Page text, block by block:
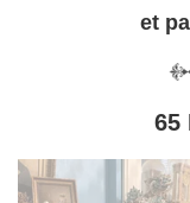
et
65